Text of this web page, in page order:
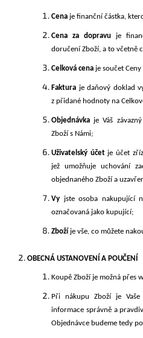
Cena je finanční částka,
Cena za dopravu je
doručení Zboží, a to včetně
Celková cena je součet
Faktura je daňový doklad
z přidané hodnoty na
Objednávka je Váš
Zboží s Námi;
Uživatelský účetje účet
jež umožňuje uchování
objednaného Zboží a
Vy jste osoba nakupující
označovaná jako kupující;
Zboží je vše, co můžete
OBECNÁ USTANOVENÍ A POUČENÍ
Koupě Zboží je možná přes
Při nákupu Zboží je
informace správně a
Objednávce budeme tedy